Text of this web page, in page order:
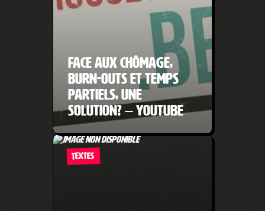
Face aux chômage,
burn-outs et temps
partiels, une
solution? – YouTube
TEXTES